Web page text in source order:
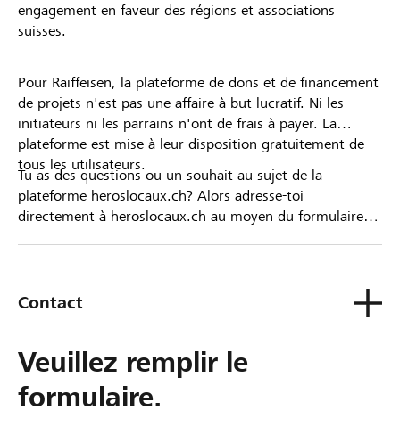
engagement en faveur des régions et associations
suisses.
Pour Raiffeisen, la plateforme de dons et de financement
de projets n'est pas une affaire à but lucratif. Ni les
initiateurs ni les parrains n'ont de frais à payer. La
plateforme est mise à leur disposition gratuitement de
tous les utilisateurs.
Tu as des questions ou un souhait au sujet de la
plateforme heroslocaux.ch? Alors adresse-toi
directement à heroslocaux.ch au moyen du formulaire
Contact
Veuillez remplir le
formulaire.